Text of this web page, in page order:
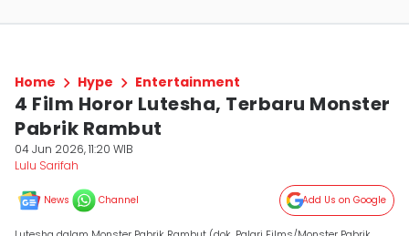
Home Hype Entertainment
4 Film Horor Lutesha, Terbaru Monster
Pabrik Rambut
04 Jun 2026, 11:20 WIB
Lulu Sarifah
News Channel Add Us on Google